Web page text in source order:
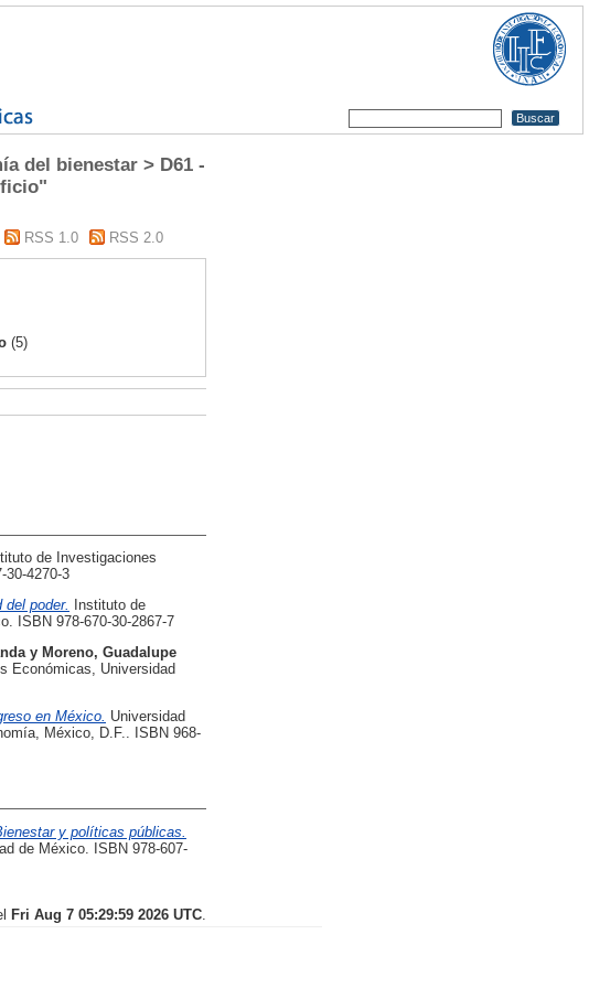
del bienestar > D61 -
RSS 1.0 RSS 2.0
(5)
de Investigaciones
30-4270-3
poder.
Instituto de
ISBN 978-670-30-2867-7
y Moreno, Guadalupe
Económicas, Universidad
en México. Universidad
México, D.F.. ISBN 968-
y políticas públicas.
de México. ISBN 978-607-
Fri Aug 7 05:29:59 2026 UTC